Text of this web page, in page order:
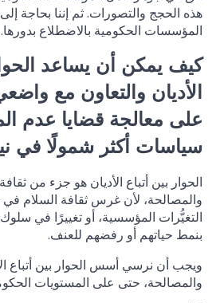
هذه الحجج والتصورات. ثم إننا بحاجة
المؤسسات الحكومية بالاضطلاع بدورها.
كيف يمكن أن يساعد
الأديان والتعاون مع
على معالجة قضايا عدم
سياسات أكثر شمولًا في
الحوار بين أتباع الأديان هو جزء من
والمصالحة، لأن غرس ثقافة السلام في
التغيُّرات المؤسسية، أو تغييرًا في
بنمط حياتهم أو رفضهم للعنف.
ويجب أن نرسي أسس الحوار بين أتباع
والمصالحة، حتى على المستويات